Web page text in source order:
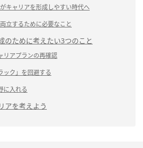
キャリアを形成しやすい時代へ
立するために必要なこと
のために考えたい3つのこと
リアプランの再確認
ック」を回避する
に入れる
アを考えよう